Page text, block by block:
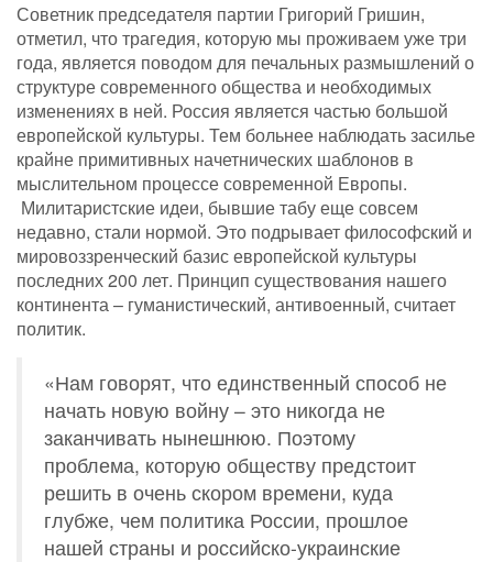
Советник председателя партии Григорий Гришин,
отметил, что трагедия, которую мы проживаем уже три
года, является поводом для печальных размышлений о
структуре современного общества и необходимых
изменениях в ней. Россия является частью большой
европейской культуры. Тем больнее наблюдать засилье
крайне примитивных начетнических шаблонов в
мыслительном процессе современной Европы.
Милитаристские идеи, бывшие табу еще совсем
недавно, стали нормой. Это подрывает философский и
мировоззренческий базис европейской культуры
последних 200 лет. Принцип существования нашего
континента – гуманистический, антивоенный, считает
политик.
«Нам говорят, что единственный способ не
начать новую войну – это никогда не
заканчивать нынешнюю. Поэтому
проблема, которую обществу предстоит
решить в очень скором времени, куда
глубже, чем политика России, прошлое
нашей страны и российско-украинские